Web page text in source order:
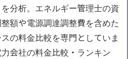
分析。エネルギー管理士の資
額や電源調達調整費を含めた
スの料金比較を専門としていま
会社の料金比較・ランキン